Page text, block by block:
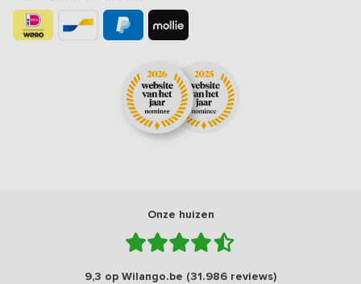
Onze huizen
9,3 op Wilango.be (31.986 reviews)